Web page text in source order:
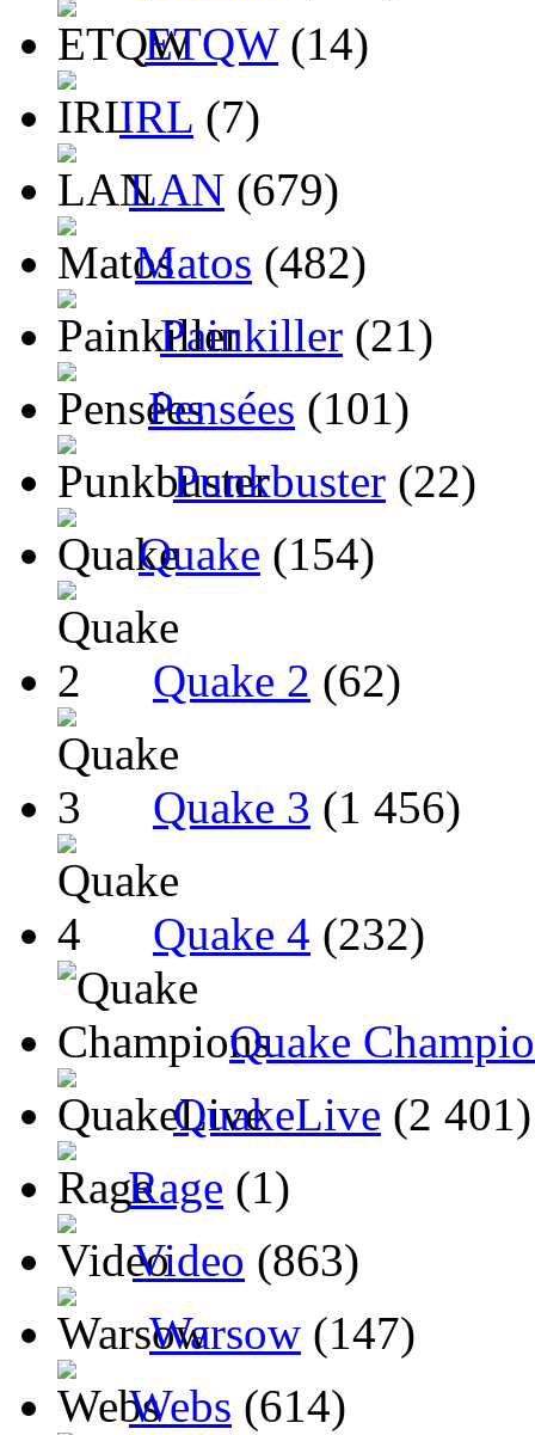
ETQW(14)
IRL (7)
LAN (679)
Matos (482)
Painkiller (21)
Pensées (101)
Punkbuster (22)
Quake (154)
Quake 2 (62)
Quake 3 (1 456)
Quake 4 (232)
Quake
QuakeLive (2 401)
Rage (1)
Video (863)
Warsow (147)
Webs (614)